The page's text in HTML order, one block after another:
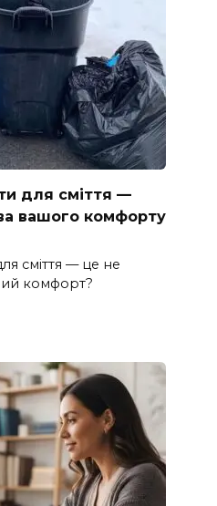
для сміття —
вашого комфорту
сміття — це не
комфорт?